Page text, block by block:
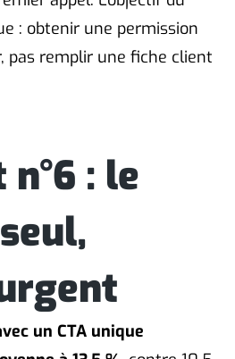
: obtenir une permission
pas remplir une fiche client
: le
un CTA unique